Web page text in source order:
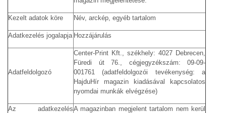
Kezelt adatok köre Név, arckép, egyéb tartalom
Adatkezelés jogalapja Hozzájárulás
Adatfeldolgozó
Center-Print Kft., székhely: 4027 Debrecen,
Füredi út 76., cégjegyzékszám: 09-09-
001761 (adatfeldolgozói tevékenység: a
HajduHír magazin kiadásával kapcsolatos
nyomdai munkák elvégzése)
Az adatkezelésA magazinban megjelent tartalom nem kerül